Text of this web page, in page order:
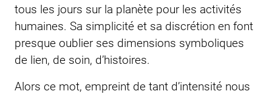
tous les jours sur la planète pour les activités
humaines. Sa simplicité et sa discrétion en font
presque oublier ses dimensions symboliques
de lien, de soin, d’histoires.
Alors ce mot, empreint de tant d’intensité nous